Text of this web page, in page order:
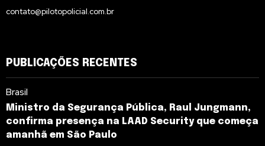
contato@pilotopolicial.com.br
PUBLICAÇÕES RECENTES
Brasil
Ministro da Segurança Pública, Raul Jungmann,
confirma presença na LAAD Security que começa
amanhã em São Paulo